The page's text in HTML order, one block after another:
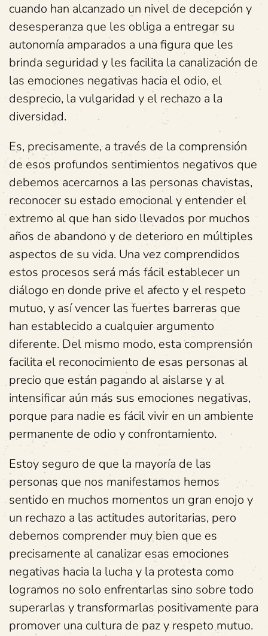
cuando han alcanzado un nivel de decepción y
desesperanza que les obliga a entregar su
autonomía amparados a una figura que les
brinda seguridad y les facilita la canalización de
las emociones negativas hacia el odio, el
desprecio, la vulgaridad y el rechazo a la
diversidad.
Es, precisamente, a través de la comprensión
de esos profundos sentimientos negativos que
debemos acercarnos a las personas chavistas,
reconocer su estado emocional y entender el
extremo al que han sido llevados por muchos
años de abandono y de deterioro en múltiples
aspectos de su vida. Una vez comprendidos
estos procesos será más fácil establecer un
diálogo en donde prive el afecto y el respeto
mutuo, y así vencer las fuertes barreras que
han establecido a cualquier argumento
diferente. Del mismo modo, esta comprensión
facilita el reconocimiento de esas personas al
precio que están pagando al aislarse y al
intensificar aún más sus emociones negativas,
porque para nadie es fácil vivir en un ambiente
permanente de odio y confrontamiento.
Estoy seguro de que la mayoría de las
personas que nos manifestamos hemos
sentido en muchos momentos un gran enojo y
un rechazo a las actitudes autoritarias, pero
debemos comprender muy bien que es
precisamente al canalizar esas emociones
negativas hacia la lucha y la protesta como
logramos no solo enfrentarlas sino sobre todo
superarlas y transformarlas positivamente para
promover una cultura de paz y respeto mutuo.